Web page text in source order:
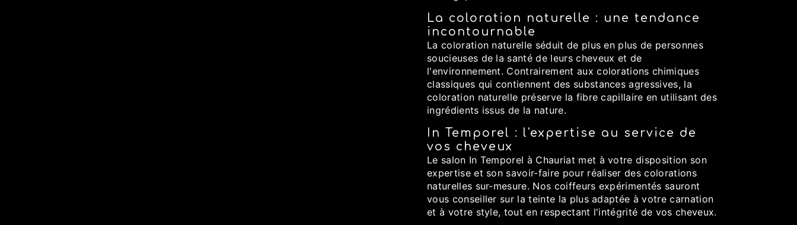
La coloration naturelle : une tendance
incontournable
La coloration naturelle séduit de plus en plus de personnes
soucieuses de la santé de leurs cheveux et de
l'environnement. Contrairement aux colorations chimiques
classiques qui contiennent des substances agressives, la
coloration naturelle préserve la fibre capillaire en utilisant des
ingrédients issus de la nature.
In Temporel : l'expertise au service de
vos cheveux
Le salon In Temporel à Chauriat met à votre disposition son
expertise et son savoir-faire pour réaliser des colorations
naturelles sur-mesure. Nos coiffeurs expérimentés sauront
vous conseiller sur la teinte la plus adaptée à votre carnation
et à votre style, tout en respectant l'intégrité de vos cheveux.